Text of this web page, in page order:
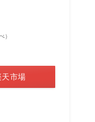
）
天市場